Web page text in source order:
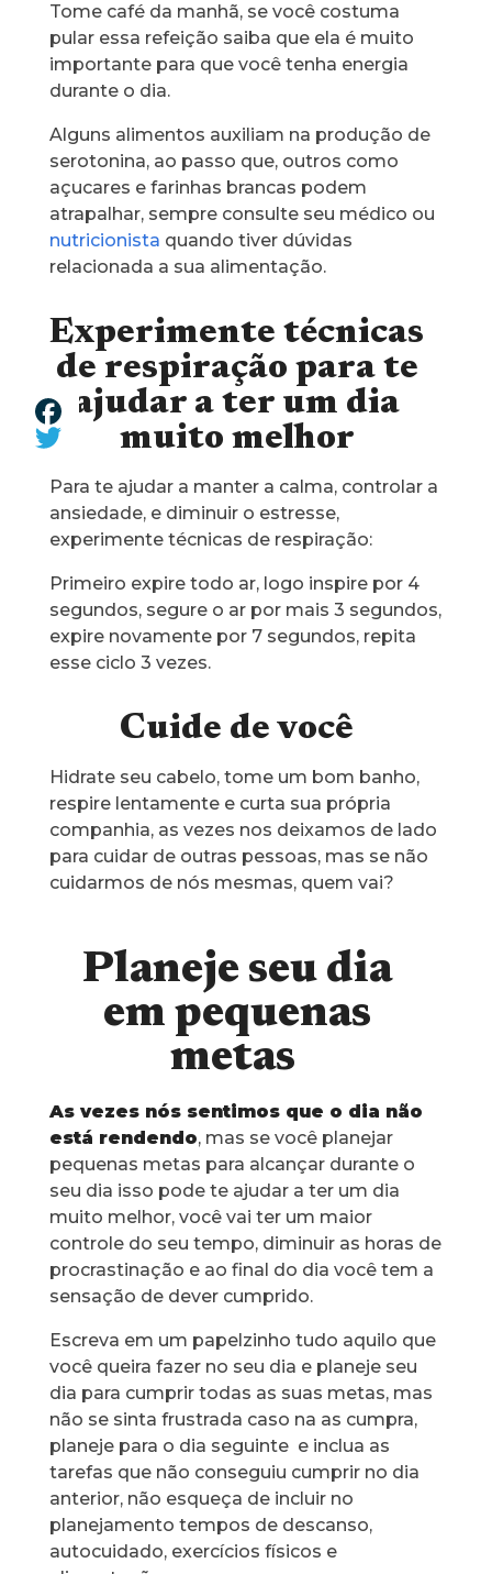
Tome café da manhã, se você costuma
pular essa refeição saiba que ela é muito
importante para que você tenha energia
durante o dia.
Alguns alimentos auxiliam na produção de
serotonina, ao passo que, outros como
açucares e farinhas brancas podem
atrapalhar, sempre consulte seu médico ou
nutricionista quando tiver dúvidas
relacionada a sua alimentação.
Experimente técnicas
de respiração para te
ajudar a ter um dia
muito melhor
Para te ajudar a manter a calma, controlar a
ansiedade, e diminuir o estresse,
experimente técnicas de respiração:
Primeiro expire todo ar, logo inspire por 4
segundos, segure o ar por mais 3 segundos,
expire novamente por 7 segundos, repita
esse ciclo 3 vezes.
Cuide de você
Hidrate seu cabelo, tome um bom banho,
respire lentamente e curta sua própria
companhia, as vezes nos deixamos de lado
para cuidar de outras pessoas, mas se não
cuidarmos de nós mesmas, quem vai?
Planeje seu dia
em pequenas
metas
As vezes nós sentimos que o dia não
está rendendo, mas se você planejar
pequenas metas para alcançar durante o
seu dia isso pode te ajudar a ter um dia
muito melhor, você vai ter um maior
controle do seu tempo, diminuir as horas de
procrastinação e ao final do dia você tem a
sensação de dever cumprido.
Escreva em um papelzinho tudo aquilo que
você queira fazer no seu dia e planeje seu
dia para cumprir todas as suas metas, mas
não se sinta frustrada caso na as cumpra,
planeje para o dia seguinte e inclua as
tarefas que não conseguiu cumprir no dia
anterior, não esqueça de incluir no
planejamento tempos de descanso,
autocuidado, exercícios físicos e